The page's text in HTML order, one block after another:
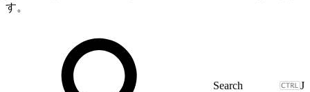
す。
J